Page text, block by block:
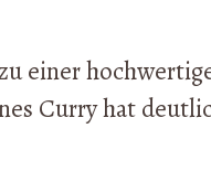
einer
Curry hat